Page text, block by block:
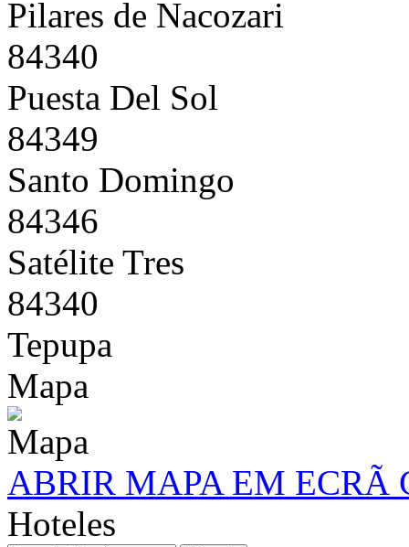
Pilares de Nacozari
84340
Puesta Del Sol
84349
Santo Domingo
84346
Satélite Tres
84340
Tepupa
Mapa
ABRIR MAPA EM ECRÃ
Hoteles